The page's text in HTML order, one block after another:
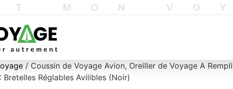
MON
/ Coussin de Voyage Avion, Oreiller de Voyage A
Réglables Avilibles (Noir)